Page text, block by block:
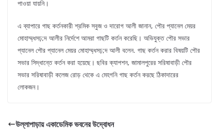
পাওয়া যায়নি।
এ ব্যাপারে গাছ কর্তনকারী শ্রমিক সবুজ ও দারোগ আলী জানান, পৌর প্যানেল মেয়র
মোহাম্ম্ধসঢ়;দ আলীর নির্দেশে আমরা গাছটি কর্তন করেছি। অভিযুক্ত পৌর সভার
প্যানেল পৌর প্যানেল মেয়র মোহাম্ম্ধসঢ়;দ আলী বলেন. গাছ কর্তন করার বিষয়টি পৌর
সভার সিদ্ধান্তে কর্তন করা হয়েছে। ছবির ক্যাপশন, জামালপুরের সরিষাবাড়ী পৌর
সভার সরিষাবাড়ী কলেজ রোড় থেকে এ মেহগনি গাছ কর্তন করছে ঠিকাদারের
লোকজন।
উল্লাপাড়ায় একাডেমিক ভবনের উদ্বোধন